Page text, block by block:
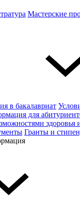
Мастерские
в бакалавриат
для
здоровья
Гранты и